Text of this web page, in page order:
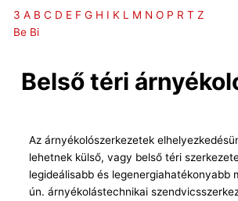
3 A B C D E F G H I K L M N O P R T Z
Be Bi
Belső téri
Az árnyékolószerkezetek
lehetnek külső, vagy belső téri
legideálisabb és legenergiahatékonyabb
ún. árnyékolástechnikai